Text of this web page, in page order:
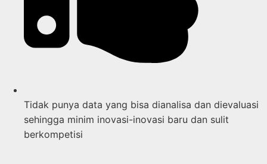
Tidak punya data yang bisa dianalisa dan dievaluasi
sehingga minim inovasi-inovasi baru dan sulit
berkompetisi